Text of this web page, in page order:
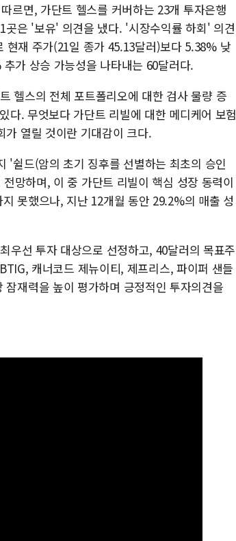
르면, 가단트 헬스를 커버하는 23개 투자은행
은 '보유' 의견을 냈다. '시장수익률 하회' 의견
재 주가(21일 종가 45.13달러)보다 5.38% 낮
가 상승 가능성을 나타내는 60달러다.
헬스의 전체 포트폴리오에 대한 검사 물량 증
다. 무엇보다 가단트 리빌에 대한 메디케어 보험
가 열릴 것이란 기대감이 크다.
'쉴드(암의 초기 징후를 선별하는 최초의 승인
망하며, 이 중 가단트 리빌이 핵심 성장 동력이
못했으나, 지난 12개월 동안 29.2%의 매출 성
우선 투자 대상으로 선정하고, 40달러의 목표주
캐너코드 제뉴이티, 제프리스, 파이퍼 샌들
재력을 높이 평가하며 긍정적인 투자의견을